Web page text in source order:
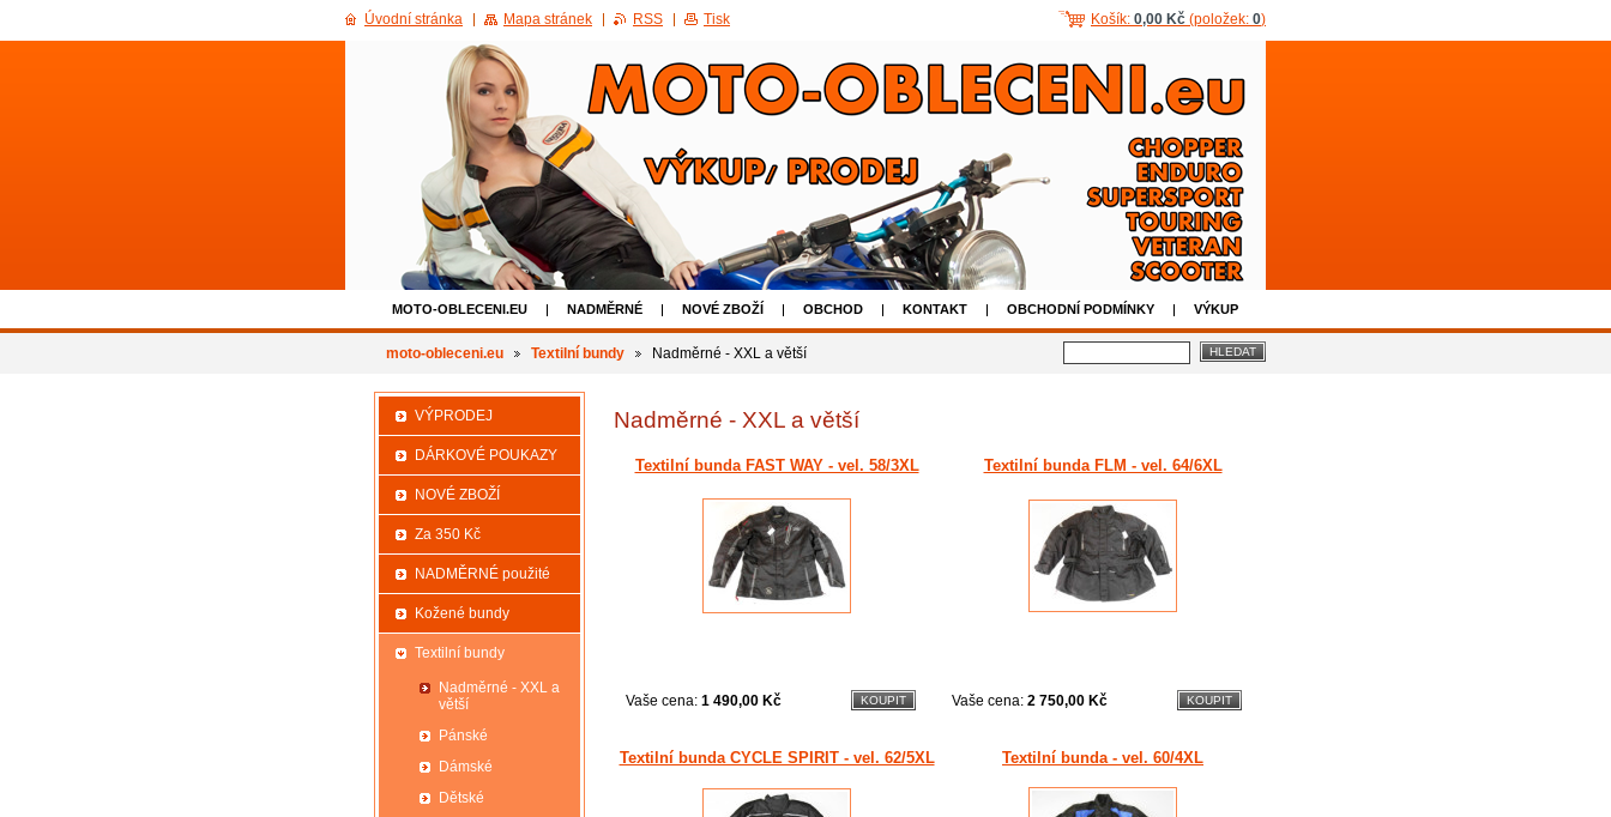
MOTO-OBLECENI.EU NADMĚRNÉ NOVÉ ZBOŽÍ OBCHOD KONTAKT OBCHODNÍ PODMÍNKY VÝKUP
500KC_SLEVA AKCE 50% SLEVA NA POUŽITÉ BOTY
moto-obleceni.eu Textilní bundy Nadměrné - XXL a větší
Nadměrné - XXL a větší
Textilní bunda FAST WAY - vel. 58/3XL
Vaše cena: 1 490,00 Kč
Textilní bunda FLM - vel. 64/6XL
Vaše cena: 2 750,00 Kč
Textilní bunda CYCLE SPIRIT - vel. 62/5XL Textilní bunda - vel. 60/4XL
VÝPRODEJ
DÁRKOVÉ POUKAZY
NOVÉ ZBOŽÍ
Za 350 Kč
NADMĚRNÉ použité
Kožené bundy
Textilní bundy
Nadměrné - XXL a
větší
Pánské
Dámské
Dětské
Košík: 0,00 Kč (položek: 0)
Úvodní stránka Mapa stránek RSS Tisk